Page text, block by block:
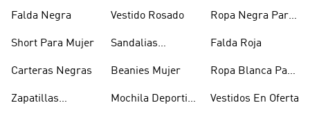
Falda Negra
Short Para Mujer
Carteras Negras
Zapatillas
Vestido Rosado
Sandalias
Beanies Mujer
Mochila Deportiva
Ropa Negra Para
Falda Roja
Ropa Blanca Para
Vestidos En Oferta